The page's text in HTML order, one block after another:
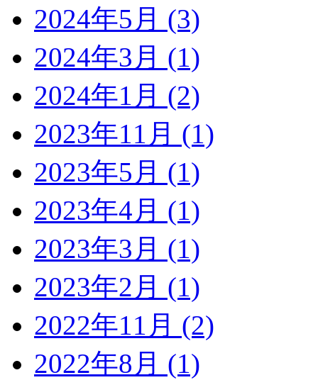
2024年5月 (3)
2024年3月 (1)
2024年1月 (2)
2023年11月 (1)
2023年5月 (1)
2023年4月 (1)
2023年3月 (1)
2023年2月 (1)
2022年11月 (2)
2022年8月 (1)